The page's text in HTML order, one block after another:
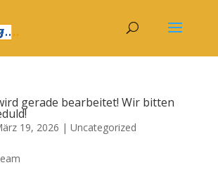
gerade bearbeitet! Wir bitten
19, 2026 | Uncategorized